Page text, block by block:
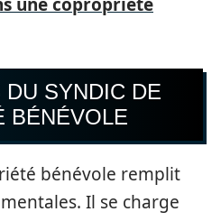
SYNDIC DE
BÉNÉVOLE
bénévole remplit
Il se charge